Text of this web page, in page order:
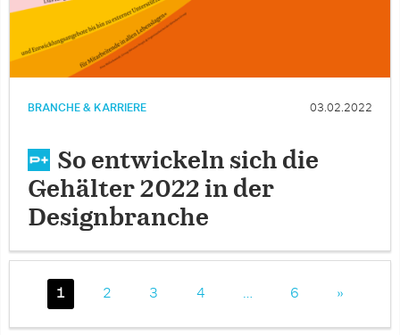
BRANCHE & KARRIERE 03.02.2022
So entwickeln sich die
Gehälter 2022 in der
Designbranche
1 2 3 4 6 »